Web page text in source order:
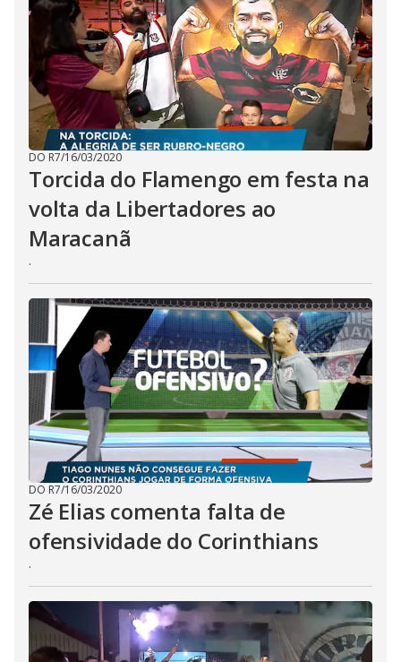
DO R7/16/03/2020
Torcida do Flamengo em festa na
volta da Libertadores ao
Maracanã
.
DO R7/16/03/2020
Zé Elias comenta falta de
ofensividade do Corinthians
.